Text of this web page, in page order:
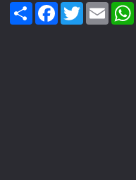
ShareFacebook
TwitterEmail